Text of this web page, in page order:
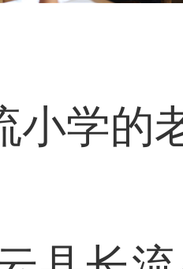
小学的